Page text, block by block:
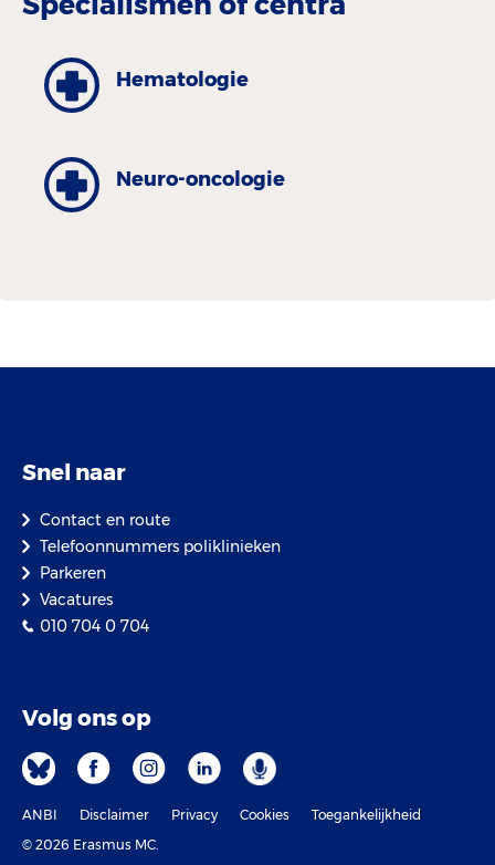
Hematologie
Neuro-oncologie
Snel naar
Contact en route
Telefoonnummers poliklinieken
Parkeren
Vacatures
010 704 0 704
Volg ons op
ANBI Disclaimer Privacy Cookies
Toegankelijkheid
© 2026 Erasmus MC.